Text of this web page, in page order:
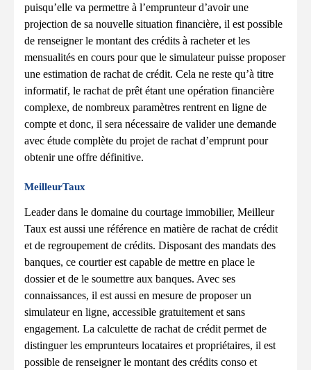
puisqu’elle va permettre à l’emprunteur d’avoir une
projection de sa nouvelle situation financière, il est possible
de renseigner le montant des crédits à racheter et les
mensualités en cours pour que le simulateur puisse proposer
une estimation de rachat de crédit. Cela ne reste qu’à titre
informatif, le rachat de prêt étant une opération financière
complexe, de nombreux paramètres rentrent en ligne de
compte et donc, il sera nécessaire de valider une demande
avec étude complète du projet de rachat d’emprunt pour
obtenir une offre définitive.
MeilleurTaux
Leader dans le domaine du courtage immobilier, Meilleur
Taux est aussi une référence en matière de rachat de crédit
et de regroupement de crédits. Disposant des mandats des
banques, ce courtier est capable de mettre en place le
dossier et de le soumettre aux banques. Avec ses
connaissances, il est aussi en mesure de proposer un
simulateur en ligne, accessible gratuitement et sans
engagement. La calculette de rachat de crédit permet de
distinguer les emprunteurs locataires et propriétaires, il est
possible de renseigner le montant des crédits conso et